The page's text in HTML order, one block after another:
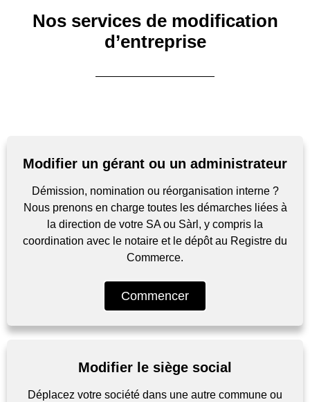
Nos services de modification
d’entreprise
Modifier un gérant ou un administrateur
Démission, nomination ou réorganisation interne ?
Nous prenons en charge toutes les démarches liées à
la direction de votre SA ou Sàrl, y compris la
coordination avec le notaire et le dépôt au Registre du
Commerce.
Commencer
Modifier le siège social
Déplacez votre société dans une autre commune ou